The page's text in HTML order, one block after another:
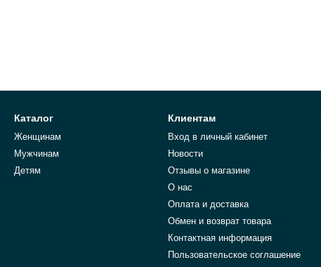
Каталог
Женщинам
Мужчинам
Детям
Клиентам
Вход в личный кабинет
Новости
Отзывы о магазине
О нас
Оплата и доставка
Обмен и возврат товара
Контактная информация
Пользовательское соглашение